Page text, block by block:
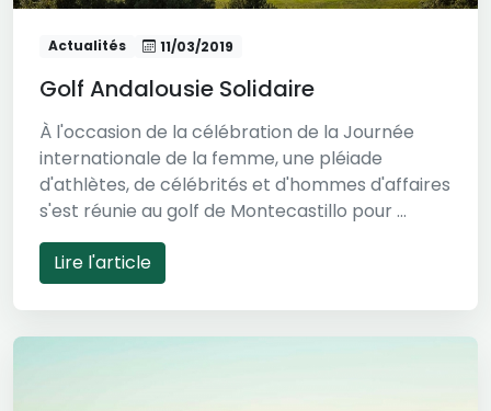
Actualités 11/03/2019
Golf Andalousie Solidaire
À l'occasion de la célébration de la Journée
internationale de la femme, une pléiade
d'athlètes, de célébrités et d'hommes d'affaires
s'est réunie au golf de Montecastillo pour ...
Lire l'article